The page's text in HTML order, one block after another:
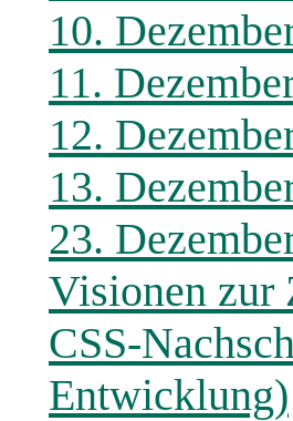
10.
11.
12.
13.
23.
Visionen zur
CSS-
Entwicklung)